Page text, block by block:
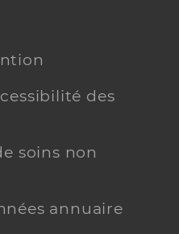
des
soins non
annuaire